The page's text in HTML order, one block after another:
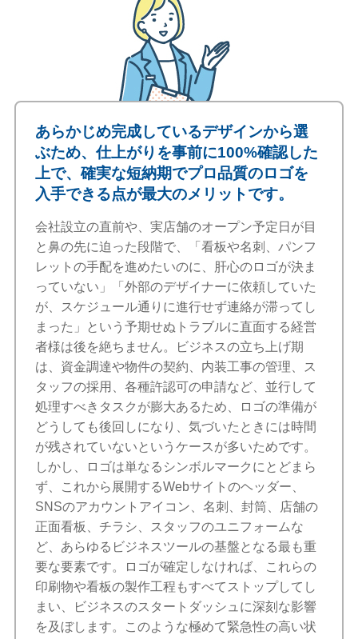
あらかじめ完成しているデザインから選
ぶため、仕上がりを事前に100%確認した
上で、確実な短納期でプロ品質のロゴを
入手できる点が最大のメリットです。
会社設立の直前や、実店舗のオープン予定日が目
と鼻の先に迫った段階で、「看板や名刺、パンフ
レットの手配を進めたいのに、肝心のロゴが決ま
っていない」「外部のデザイナーに依頼していた
が、スケジュール通りに進行せず連絡が滞ってし
まった」という予期せぬトラブルに直面する経営
者様は後を絶ちません。ビジネスの立ち上げ期
は、資金調達や物件の契約、内装工事の管理、ス
タッフの採用、各種許認可の申請など、並行して
処理すべきタスクが膨大あるため、ロゴの準備が
どうしても後回しになり、気づいたときには時間
が残されていないというケースが多いためです。
しかし、ロゴは単なるシンボルマークにとどまら
ず、これから展開するWebサイトのヘッダー、
SNSのアカウントアイコン、名刺、封筒、店舗の
正面看板、チラシ、スタッフのユニフォームな
ど、あらゆるビジネスツールの基盤となる最も重
要な要素です。ロゴが確定しなければ、これらの
印刷物や看板の製作工程もすべてストップしてし
まい、ビジネスのスタートダッシュに深刻な影響
を及ぼします。このような極めて緊急性の高い状